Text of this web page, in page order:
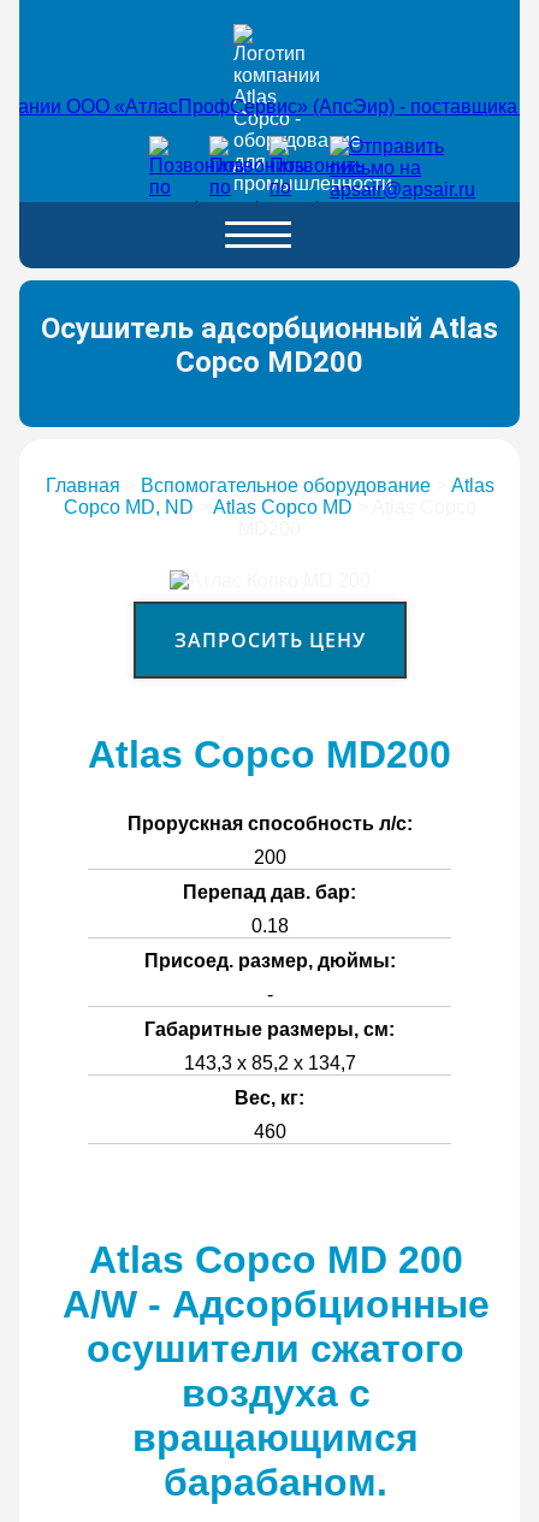
Осушитель адсорбционный Atlas
Copco MD200
Главная Вспомогательное оборудование> Atlas
Copco MD, ND
Atlas Copco MD
ЗАПРОСИТЬ ЦЕНУ
Atlas Copco MD200
Прорускная способность л/с:
200
Перепад дав. бар:
0.18
Присоед. размер, дюймы:
-
Габаритные размеры, см:
143,3 х 85,2 х 134,7
Вес, кг:
460
Atlas Copco MD 200
A/W - Адсорбционные
осушители сжатого
воздуха с
вращающимся
барабаном.